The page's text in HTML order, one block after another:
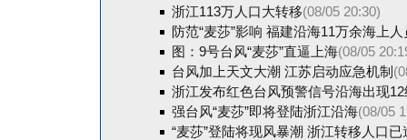
浙江113万人口大转移(08/05 20:30)
防范“麦莎”影响 福建沿海11万余海上
图：9号台风“麦莎”直逼上海(08/05
台风加上天文大潮 江苏启动应急机制
浙江发布红色台风预警信号沿海出现
强台风“麦莎”即将登陆浙江沿海(08/05
“麦莎”登陆将现风暴潮 浙江转移人口已